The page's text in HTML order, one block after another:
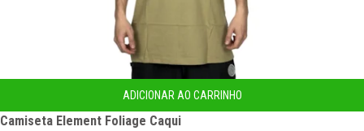
ADICIONAR AO CARRINHO
Camiseta Element Foliage Caqui